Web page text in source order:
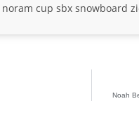
noram cup sbx snowboard
Noah